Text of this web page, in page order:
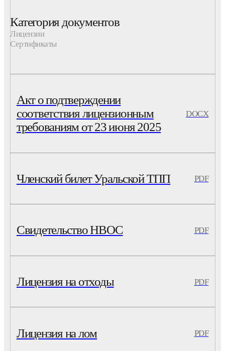
Категория документов
Лицензии
Сертификаты
Акт о подтверждении
соответствия лицензионным
требованиям от 23 июня 2025
DOCX
Членский билет Уральской ТПП PDF
Свидетельство НВОС PDF
Лицензия на отходы PDF
Лицензия на лом PDF